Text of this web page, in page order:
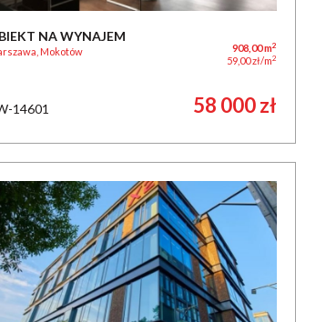
NA WYNAJEM
Mokotów 908,00 m2
59,00 zł/m2
14601 58 000 zł